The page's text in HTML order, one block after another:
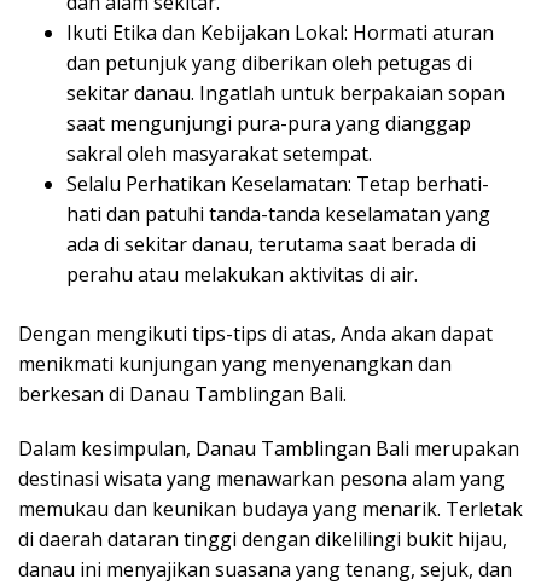
Ikuti Etika dan Kebijakan Lokal: Hormati aturan
dan petunjuk yang diberikan oleh petugas di
sekitar danau. Ingatlah untuk berpakaian sopan
saat mengunjungi pura-pura yang dianggap
sakral oleh masyarakat setempat.
Selalu Perhatikan Keselamatan: Tetap berhati-
hati dan patuhi tanda-tanda keselamatan yang
ada di sekitar danau, terutama saat berada di
perahu atau melakukan aktivitas di air.
Dengan mengikuti tips-tips di atas, Anda akan dapat
menikmati kunjungan yang menyenangkan dan
berkesan di Danau Tamblingan Bali.
Dalam kesimpulan, Danau Tamblingan Bali merupakan
destinasi wisata yang menawarkan pesona alam yang
memukau dan keunikan budaya yang menarik. Terletak
di daerah dataran tinggi dengan dikelilingi bukit hijau,
danau ini menyajikan suasana yang tenang, sejuk, dan